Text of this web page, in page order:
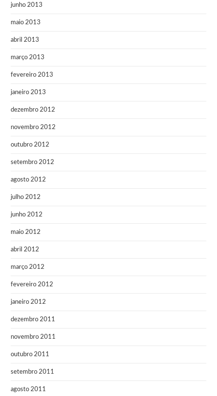
junho 2013
maio 2013
abril 2013
março 2013
fevereiro 2013
janeiro 2013
dezembro 2012
novembro 2012
outubro 2012
setembro 2012
agosto 2012
julho 2012
junho 2012
maio 2012
abril 2012
março 2012
fevereiro 2012
janeiro 2012
dezembro 2011
novembro 2011
outubro 2011
setembro 2011
agosto 2011